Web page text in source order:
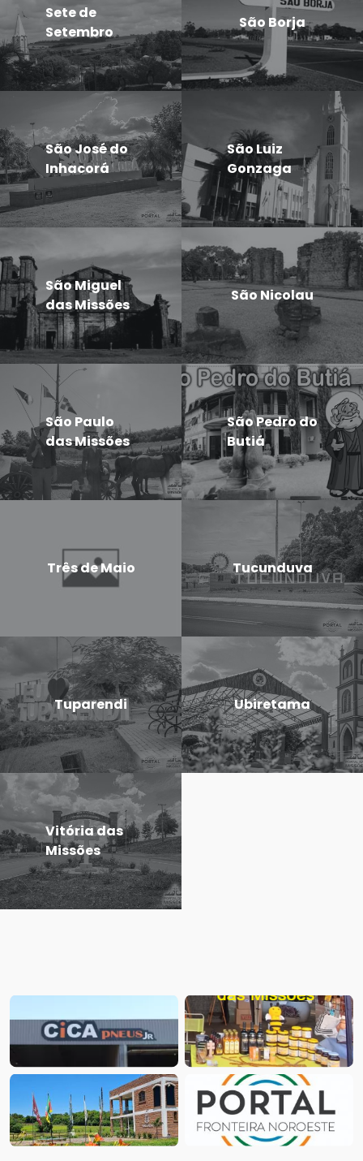
Sete de
Setembro
São Borja
São José do
Inhacorá
São Luiz
Gonzaga
São Miguel
das Missões
São Nicolau
São Paulo
das Missões
São Pedro do
Butiá
Três de Maio Tucunduva
Tuparendi Ubiretama
Vitória das
Missões